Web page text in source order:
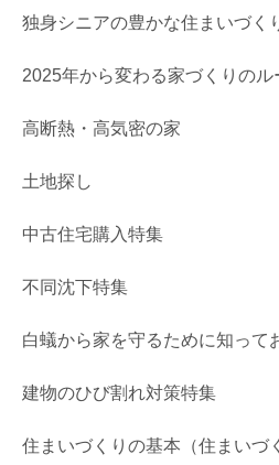
独身シニアの豊かな住まいづく
2025年から変わる家づくりのル
高断熱・高気密の家
土地探し
中古住宅購入特集
不同沈下特集
白蟻から家を守るために知って
建物のひび割れ対策特集
住まいづくりの基本（住まいづ